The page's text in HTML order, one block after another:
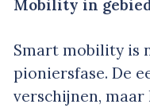
Mobility in
Smart mobility is
pioniersfase. De
verschijnen, maar